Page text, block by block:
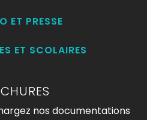
ET PRESSE
ET SCOLAIRES
nos documentations